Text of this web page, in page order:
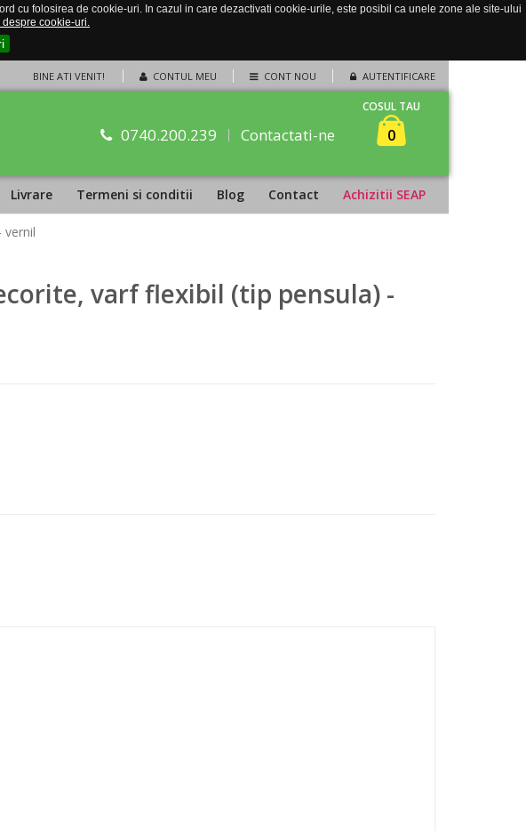
cu folosirea de cookie-uri. In cazul in care dezactivati cookie-urile, este posibil ca unele zone ale site-ului
cookie-uri.
CONTUL MEU CONT NOU AUTENTIFICARE
BINE ATI VENIT!
0740.200.239 Contactati-ne
COSUL TAU
0
Livrare Termeni si conditii Blog Contact Achizitii SEAP
vernil
varf flexibil (tip pensula) -